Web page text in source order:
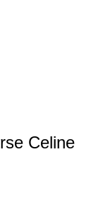
Celine